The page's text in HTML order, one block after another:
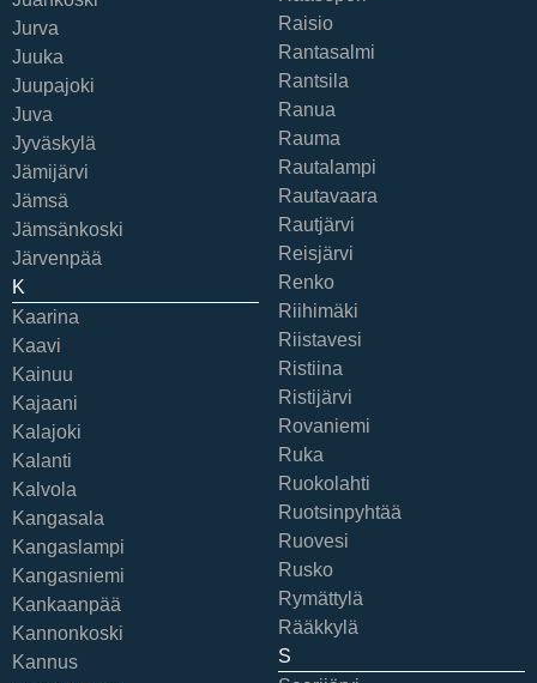
Jurva
Juuka
Juupajoki
Juva
Jyväskylä
Jämijärvi
Jämsä
Jämsänkoski
Järvenpää
K
Kaarina
Kaavi
Kainuu
Kajaani
Kalajoki
Kalanti
Kalvola
Kangasala
Kangaslampi
Kangasniemi
Kankaanpää
Kannonkoski
Kannus
Raisio
Rantasalmi
Rantsila
Ranua
Rauma
Rautalampi
Rautavaara
Rautjärvi
Reisjärvi
Renko
Riihimäki
Riistavesi
Ristiina
Ristijärvi
Rovaniemi
Ruka
Ruokolahti
Ruotsinpyhtää
Ruovesi
Rusko
Rymättylä
Rääkkylä
S